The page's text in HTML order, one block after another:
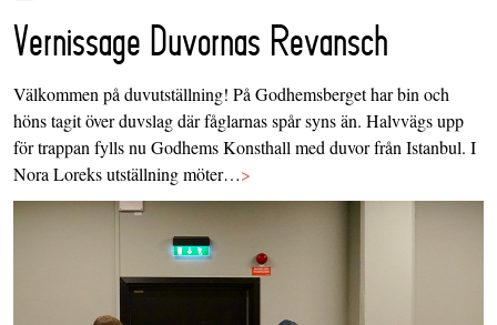
Vernissage Duvornas Revansch
Välkommen på duvutställning! På Godhemsberget har bin och
höns tagit över duvslag där fåglarnas spår syns än. Halvvägs upp
för trappan fylls nu Godhems Konsthall med duvor från Istanbul. I
Nora Loreks utställning möter…>